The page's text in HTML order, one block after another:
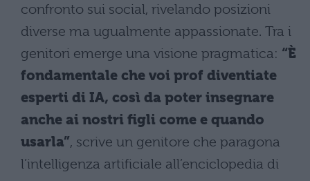
confronto sui social, rivelando posizioni
diverse ma ugualmente appassionate. Tra i
genitori emerge una visione pragmatica: “È
fondamentale che voi prof diventiate
esperti di IA, così da poter insegnare
anche ai nostri figli come e quando
usarla”, scrive un genitore che paragona
l’intelligenza artificiale all’enciclopedia di